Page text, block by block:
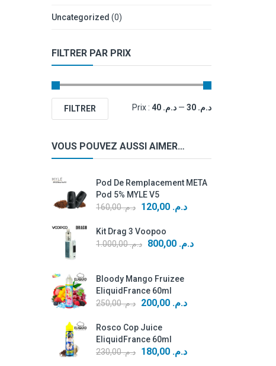
Uncategorized (0)
FILTRER PAR PRIX
Prix
Prix
FILTRER Prix : د.م. 30 — د.م. 40
VOUS POUVEZ AUSSI AIMER…
Pod De Remplacement META
Pod 5% MYLE V5
د.م.160,00
Le
initial
était :
د.م.Le
est :
Kit Drag 3 Voopoo
د.م.1.000,00
Le
était :
د.م.Le
Bloody Mango Fruizee
EliquidFrance 60ml
د.م.250,00
Le
initial
était :
د.م. 250,00.
د.م.Le
Rosco Cop Juice
EliquidFrance 60ml
د.م.230,00
Le
د.م.Le